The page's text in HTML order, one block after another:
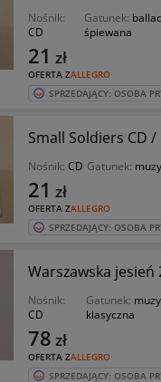
Nośnik:
CD
Gatunek:
śpiewana
OFERTA ZALLEGRO
21 zł
SPRZEDAJĄCY: OSOBA
Small Soldiers CD /
Nośnik: CD Gatunek:
OFERTA ZALLEGRO
21 zł
SPRZEDAJĄCY: OSOBA
Warszawska
Nośnik:
CD
Gatunek:
klasyczna
OFERTA ZALLEGRO
78 zł
SPRZEDAJĄCY: OSOBA